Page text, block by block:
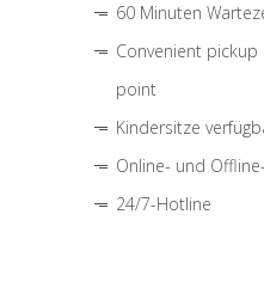
60 Minuten
Convenient
point
Kindersitze
Online- und
24/7-Hotline